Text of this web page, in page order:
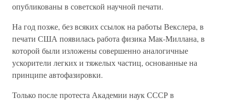
опубликованы в советской научной печати.
На год позже, без всяких ссылок на работы Векслера, в
печати США появилась работа физика Мак-Миллана, в
которой были изложены совершенно аналогичные
ускорители легких и тяжелых частиц, основанные на
принципе автофазировки.
Только после протеста Академии наук СССР в